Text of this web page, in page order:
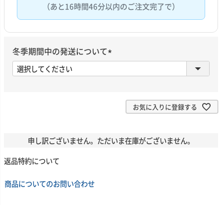
（あと16時間46分以内のご注文完了で）
冬季期間中の発送について
必
お気に入りに登録する
申し訳ございません。ただいま在庫がございません。
返品特約について
商品についてのお問い合わせ